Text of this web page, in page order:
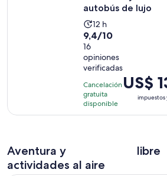
autobús de lujo
La
actividad
12
horas
12 h
9.4
de
10
con
16
opiniones
9,4/10
16
opiniones
verificadas
Cancelación
gratuita
disponible
El
precio
de
adulto
US$
impuestos
Aventura y
actividades al aire
libre